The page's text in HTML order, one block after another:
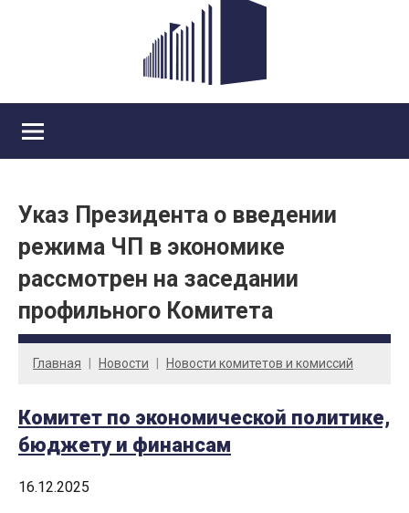
Указ Президента о введении
режима ЧП в экономике
рассмотрен на заседании
профильного Комитета
Главная Новости Новости комитетов и комиссий
Комитет по экономической политике,
бюджету и финансам
16.12.2025